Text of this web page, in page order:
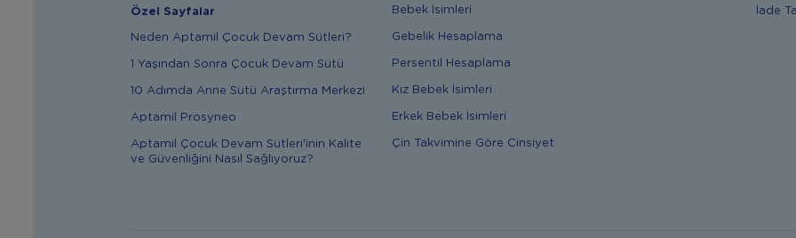
Özel Sayfalar
Neden Aptamil Çocuk Devam Sütleri?
1 Yaşından Sonra Çocuk Devam Sütü
10 Adımda Anne Sütü Araştırma Merkezi
Aptamil Prosyneo
Aptamil Çocuk Devam Sütleri'inin Kalite
ve Güvenliğini Nasıl Sağlıyoruz?
Bebek İsimleri
Gebelik Hesaplama
Persentil Hesaplama
Kız Bebek İsimleri
Erkek Bebek İsimleri
Çin Takvimine Göre Cinsiyet
İade